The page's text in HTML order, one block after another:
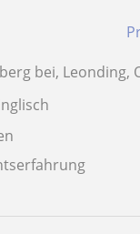
bei, Leonding,